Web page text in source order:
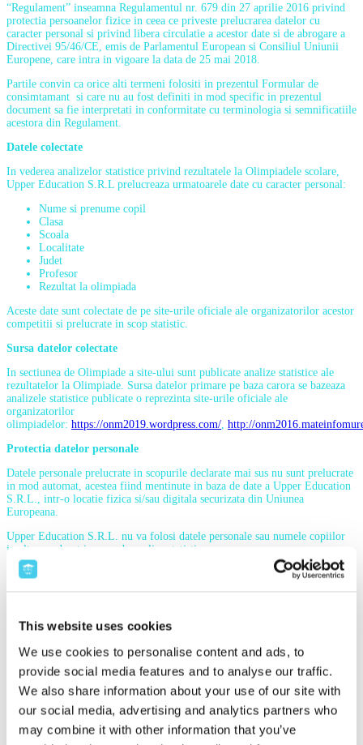
This website uses cookies
We use cookies to personalise content and ads, to
provide social media features and to analyse our traffic.
We also share information about your use of our site with
our social media, advertising and analytics partners who
may combine it with other information that you’ve
“Regulament” inseamna Regulamentul nr. 679 din 27 aprilie 2016 privind
protectia persoanelor fizice in ceea ce priveste prelucrarea datelor cu
caracter personal si privind libera circulatie a acestor date si de abrogare a
Directivei 95/46/CE, emis de Parlamentul European si Consiliul Uniunii
Europene, care intra in vigoare la data de 25 mai 2018.
Partile convin ca orice alti termeni folositi in prezentul Formular de
consimtamant si care nu au fost definiti in mod specific in prezentul
document sa fie interpretati in conformitate cu terminologia si semnificatiile
acestora din Regulament.
Datele colectate
In vederea analizelor statistice privind rezultatele la Olimpiadele scolare,
Upper Education S.R.L prelucreaza urmatoarele date cu caracter personal:
Nume si prenume copil
Clasa
Scoala
Localitate
Judet
Profesor
Rezultat la olimpiada
Aceste date sunt colectate de pe site-urile oficiale ale organizatorilor acestor
competitii si prelucrate in scop statistic.
Sursa datelor colectate
In sectiunea de Olimpiade a site-ului sunt publicate analize statistice ale
rezultatelor la Olimpiade. Sursa datelor primare pe baza carora se bazeaza
analizele statistice publicate o reprezinta site-urile oficiale ale
organizatorilor
olimpiadelor: https://onm2019.wordpress.com/ http://
Protectia datelor personale
Datele personale prelucrate in scopurile declarate mai sus nu sunt prelucrate
in mod automat, acestea fiind mentinute in baza de date a Upper Education
S.R.L., intr-o locatie fizica si/sau digitala securizata din Uniunea
Europeana.
Upper Education S.R.L. nu va folosi datele personale sau numele copiilor
in alt scop decat in scop de analize statistice.
Cât timp păstrăm datele personale?
cunoștință.
personale anual. Analizăm datele colectate și prelucrate, în vederea
filtrării, sortării și menținerii prelucrării doar pentru datele în cazul
cărora scopul prelucrării este actual.
Ștergem datele dumneavoastră personale:
imediat, ca urmare a unei solicitări transmise de dumneavoastră, cu
excepția datelor a căror prelucrare/furnizare este impusă de o
prevedere legală, caz în care durata de păstrare va fi cea prevăzută în